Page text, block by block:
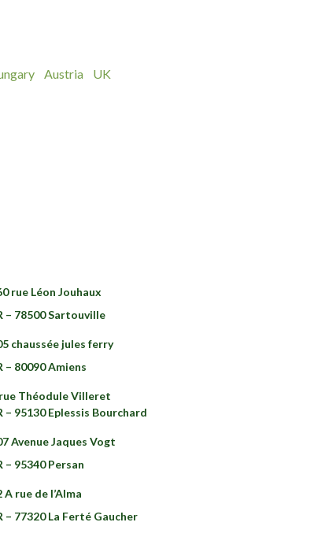
Austria UK
rue Léon Jouhaux
– 78500 Sartouville
chaussée jules ferry
– 80090 Amiens
Théodule Villeret
– 95130 Eplessis Bourchard
Avenue Jaques Vogt
– 95340 Persan
A rue de l’Alma
– 77320 La Ferté Gaucher